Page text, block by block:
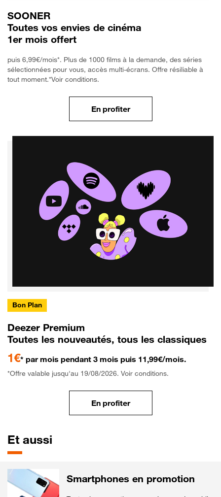
SOONER
Toutes vos envies de cinéma
1er mois offert
puis 6,99€/mois*. Plus de 1000 films à la demande, des séries
sélectionnées pour vous, accès multi-écrans. Offre résiliable à
tout moment.*Voir conditions.
En profiter
Bon Plan
Deezer Premium
Toutes les nouveautés, tous les classiques
1€* par mois pendant 3 mois puis 11,99€/mois.
*Offre valable jusqu'au 19/08/2026. Voir conditions.
En profiter
Et aussi
Smartphones en promotion